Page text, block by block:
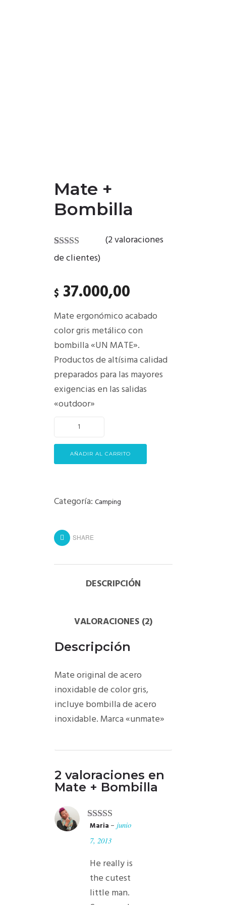
Mate +
Bombilla
Valorado
con4.00
1
valoración
de un
(2valoraciones
de clientes)
$ 37.000,00
Mate ergonómico acabado
color gris metálico con
bombilla «UN MATE».
Productos de altísima calidad
preparados para las mayores
exigencias en las salidas
«outdoor»
AÑADIR AL CARRITO
Categoría: Camping
SHARE
DESCRIPCIÓN
VALORACIONES (2)
Descripción
Mate original de acero
inoxidable de color gris,
incluye bombilla de acero
inoxidable. Marca «unmate»
2 valoraciones en
Mate + Bombilla
Valorado
con4 de 5
Maria – junio
7, 2013
He really is
the cutest
little man.